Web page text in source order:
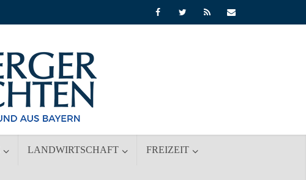
LANDWIRTSCHAFT FREIZEIT